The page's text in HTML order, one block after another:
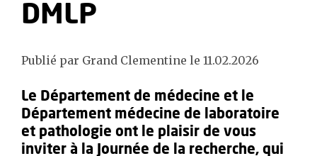
DMLP
Publié par Grand Clementine le 11.02.2026
Le Département de médecine et le
Département médecine de laboratoire
et pathologie ont le plaisir de vous
inviter à la Journée de la recherche, qui